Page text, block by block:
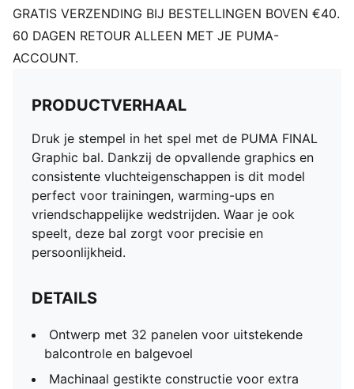
GRATIS VERZENDING BIJ BESTELLINGEN BOVEN €40.
60 DAGEN RETOUR ALLEEN MET JE PUMA-
ACCOUNT.
PRODUCTVERHAAL
Druk je stempel in het spel met de PUMA FINAL
Graphic bal. Dankzij de opvallende graphics en
consistente vluchteigenschappen is dit model
perfect voor trainingen, warming-ups en
vriendschappelijke wedstrijden. Waar je ook
speelt, deze bal zorgt voor precisie en
persoonlijkheid.
DETAILS
Ontwerp met 32 panelen voor uitstekende
balcontrole en balgevoel
Machinaal gestikte constructie voor extra